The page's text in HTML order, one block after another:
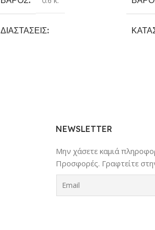
ΔΙΑΣΤΆΣΕΙΣ
NEWSLETTER
Μην χάσετε καμιά
Προσφορές. Γραφτείτε